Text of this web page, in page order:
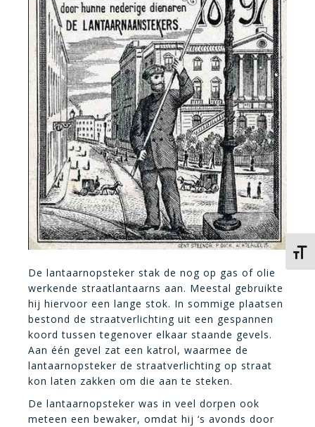
De lantaarnopsteker stak de nog op gas of olie
werkende straatlantaarns aan. Meestal gebruikte
hij hiervoor een lange stok. In sommige plaatsen
bestond de straatverlichting uit een gespannen
koord tussen tegenover elkaar staande gevels.
Aan één gevel zat een katrol, waarmee de
lantaarnopsteker de straatverlichting op straat
kon laten zakken om die aan te steken.
De lantaarnopsteker was in veel dorpen ook
meteen een bewaker, omdat hij ‘s avonds door